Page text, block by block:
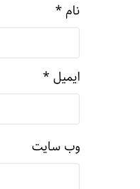
نام *
ایمیل *
وب‌ سایت